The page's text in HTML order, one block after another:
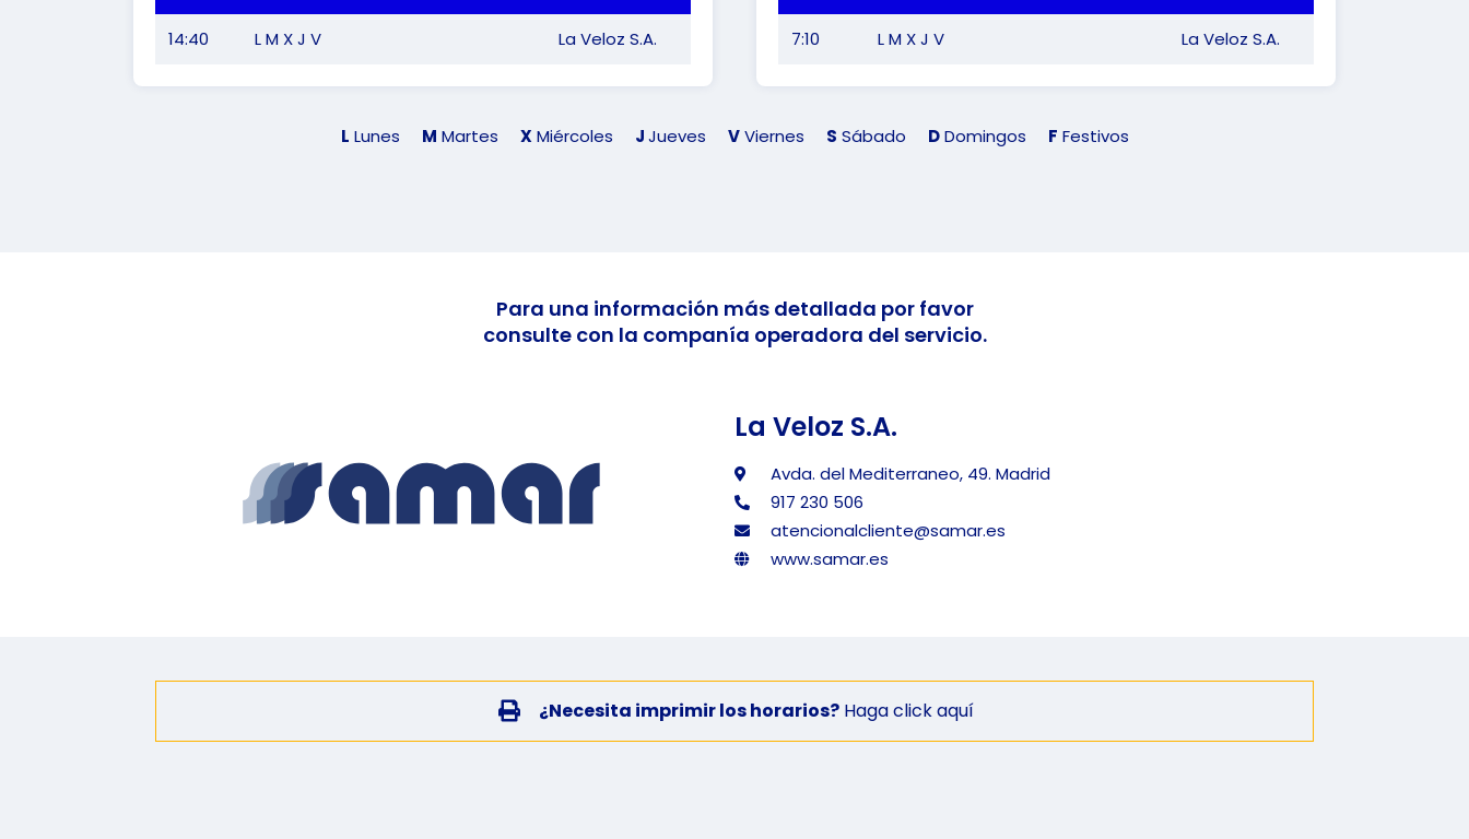
14:40 L M X J V La Veloz S.A. 7:10 L M X J V La Veloz S.A.
L Lunes M Martes XMiércoles JJueves VViernes S Sábado DDomingos F Festivos
Para una información más detallada por favor
consulte con la companía operadora del servicio.
La Veloz S.A.
Avda. del Mediterraneo, 49. Madrid
917 230 506
atencionalcliente@samar.es
www.samar.es
¿Necesita imprimir los horarios? Haga click aquí